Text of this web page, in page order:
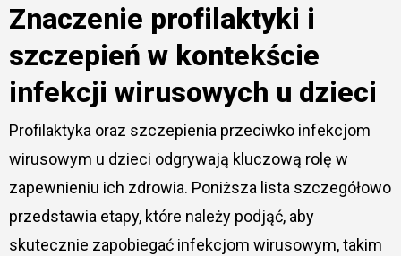
Znaczenie profilaktyki i
szczepień w kontekście
infekcji wirusowych u dzieci
Profilaktyka oraz szczepienia przeciwko infekcjom
wirusowym u dzieci odgrywają kluczową rolę w
zapewnieniu ich zdrowia. Poniższa lista szczegółowo
przedstawia etapy, które należy podjąć, aby
skutecznie zapobiegać infekcjom wirusowym, takim